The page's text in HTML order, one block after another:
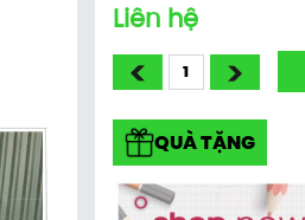
Liên hệ
QUÀ TẶNG